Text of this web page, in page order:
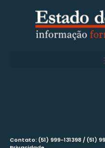
Contato: (51) 999-131398 / (51)